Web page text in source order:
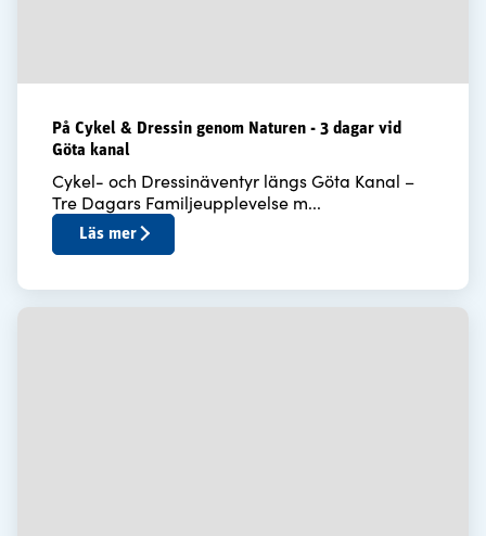
På Cykel & Dressin genom Naturen - 3 dagar vid
Göta kanal
Cykel- och Dressinäventyr längs Göta Kanal –
Tre Dagars Familjeupplevelse m...
Läs mer